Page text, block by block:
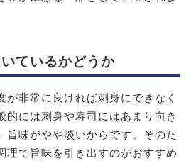
ているかどうか
が非常に良ければ刺身にできなく
的には刺身や寿司にはあまり向き
旨味がやや淡いからです。そのた
理で旨味を引き出すのがおすすめ